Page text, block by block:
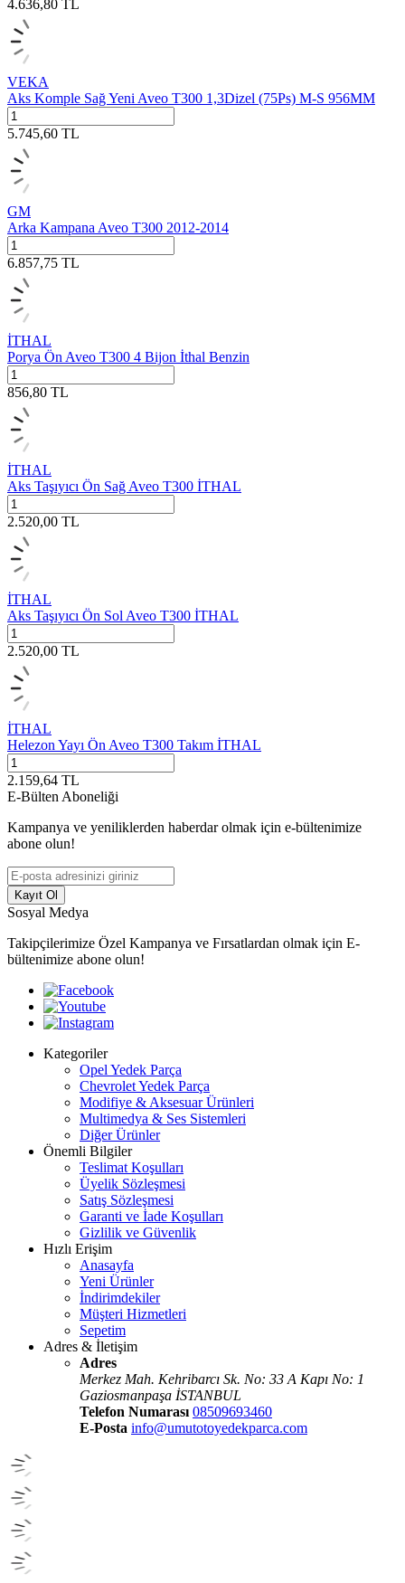
4.636,80 TL
VEKA
Aks Komple Sağ Yeni Aveo T300 1,3Dizel (75Ps) M-S 956MM
5.745,60 TL
GM
Arka Kampana Aveo T300 2012-2014
6.857,75 TL
İTHAL
Porya Ön Aveo T300 4 Bijon İthal Benzin
856,80 TL
İTHAL
Aks Taşıyıcı Ön Sağ Aveo T300 İTHAL
2.520,00 TL
İTHAL
Aks Taşıyıcı Ön Sol Aveo T300 İTHAL
2.520,00 TL
İTHAL
Helezon Yayı Ön Aveo T300 Takım İTHAL
2.159,64 TL
E-Bülten Aboneliği
Kampanya ve yeniliklerden haberdar olmak için e-bültenimize
abone olun!
Kayıt Ol
Sosyal Medya
Takipçilerimize Özel Kampanya ve Fırsatlardan olmak için E-
bültenimize abone olun!
Kategoriler
Opel Yedek Parça
Chevrolet Yedek Parça
Modifiye & Aksesuar Ürünleri
Multimedya & Ses Sistemleri
Diğer Ürünler
Önemli Bilgiler
Teslimat Koşulları
Üyelik Sözleşmesi
Satış Sözleşmesi
Garanti ve İade Koşulları
Gizlilik ve Güvenlik
Hızlı Erişim
Anasayfa
Yeni Ürünler
İndirimdekiler
Müşteri Hizmetleri
Sepetim
Adres & İletişim
Adres
Merkez Mah. Kehribarcı Sk. No: 33 A Kapı No: 1
Gaziosmanpaşa İSTANBUL
Telefon Numarası 08509693460
E-Posta info@umutotoyedekparca.com